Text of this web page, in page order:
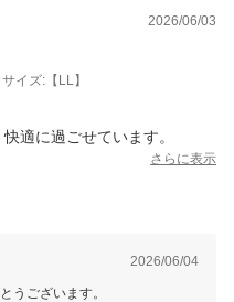
2026/06/03
イズ:【LL】
適に過ごせています。
さらに表示
2026/06/04
うございます。